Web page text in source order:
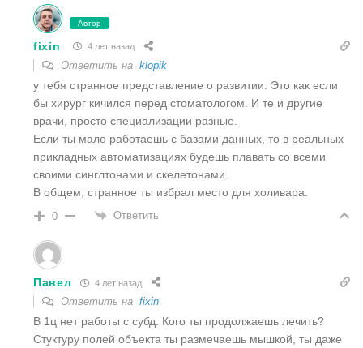
Автор
fixin 4 лет назад
Ответить на klopik
у тебя странное представление о развитии. Это как если
бы хирург кичился перед стоматологом. И те и другие
врачи, просто специализации разные.
Если ты мало работаешь с базами данных, то в реальных
прикладных автоматизациях будешь плавать со всеми
своими синглтонами и скелетонами.
В общем, странное ты избрал место для холивара.
0 Ответить
Павел 4 лет назад
Ответить на fixin
В 1ц нет работы с субд. Кого ты продолжаешь лечить?
Стуктуру полей объекта ты размечаешь мышкой, ты даже